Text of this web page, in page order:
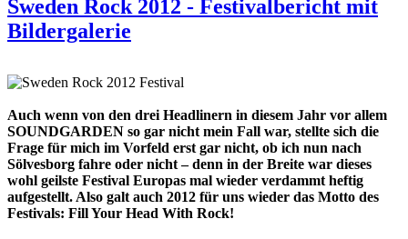
Sweden Rock 2012 - Festivalbericht mit
Bildergalerie
Auch wenn von den drei Headlinern in diesem Jahr vor allem
SOUNDGARDEN so gar nicht mein Fall war, stellte sich die
Frage für mich im Vorfeld erst gar nicht, ob ich nun nach
Sölvesborg fahre oder nicht – denn in der Breite war dieses
wohl geilste Festival Europas mal wieder verdammt heftig
aufgestellt. Also galt auch 2012 für uns wieder das Motto des
Festivals: Fill Your Head With Rock!